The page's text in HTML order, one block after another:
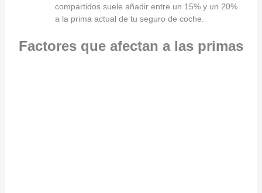
compartidos suele añadir entre un 15% y un 20%
a la prima actual de tu seguro de coche.
Factores que afectan a las primas